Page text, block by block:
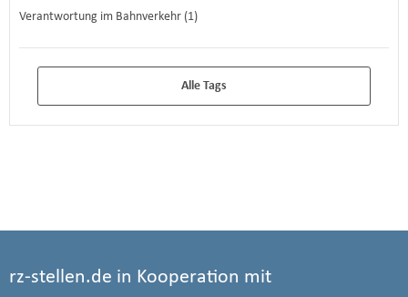
Verantwortung im Bahnverkehr (1)
Alle Tags
rz-stellen.de in Kooperation mit